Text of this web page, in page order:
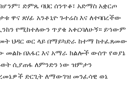
ድምጼ ባህር ሰንጥቆ፣ አድማስ አቋርጦ
ዋና ጸሃፊ አንቶኒዮ ጉተሬስ እና ለተባበረችው
የሚከተለውን ጥያቄ አቀርባለሁኝ፡፡ ይኀውም
ህዳር ወር ላይ በማይካድራ ከተማ ከተፈጸመው
መልኩ በአፋር እና አማራ ክልሎች ውሰጥ የወያኔ
ሲያጠፋ ለምንድን ነው ዝምታን
ድርጊት ለማውገዝ መንፈሳዊ ወኔ